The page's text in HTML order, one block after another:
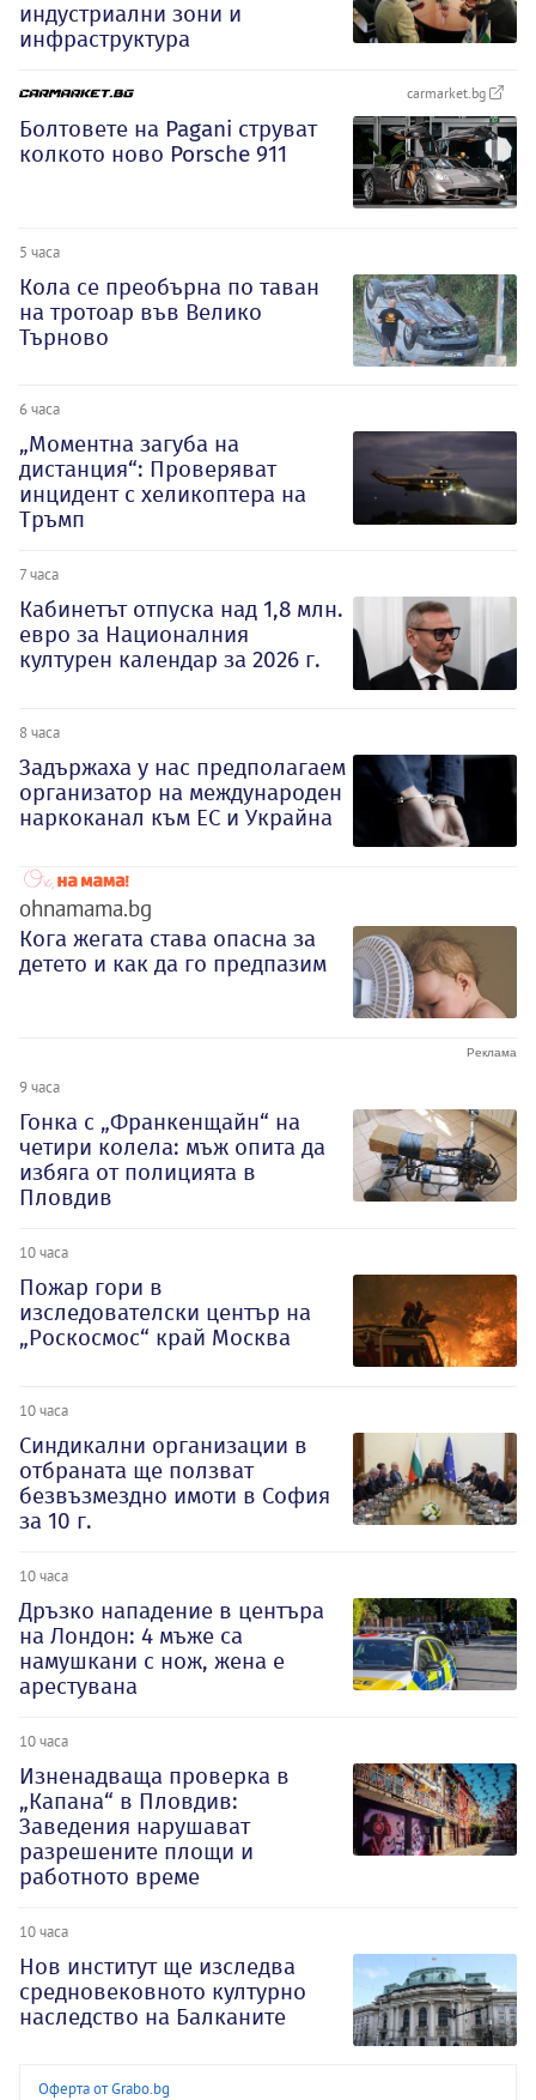
индустриални зони и
инфраструктура
carmarket.bg
Болтовете на Pagani струват
колкото ново Porsche 911
5 часа
Кола се преобърна по таван
на тротоар във Велико
Търново
6 часа
„Моментна загуба на
дистанция“: Проверяват
инцидент с хеликоптера на
Тръмп
7 часа
Кабинетът отпуска над 1,8 млн.
евро за Националния
културен календар за 2026 г.
8 часа
Задържаха у нас предполагаем
организатор на международен
наркоканал към ЕС и Украйна
ohnamama.bg
Кога жегата става опасна за
детето и как да го предпазим
9 часа
Гонка с „Франкенщайн“ на
четири колела: мъж опита да
избяга от полицията в
Пловдив
10 часа
Пожар гори в
изследователски център на
„Роскосмос“ край Москва
10 часа
Синдикални организации в
отбраната ще ползват
безвъзмездно имоти в София
за 10 г.
10 часа
Дръзко нападение в центъра
на Лондон: 4 мъже са
намушкани с нож, жена е
арестувана
10 часа
Изненадваща проверка в
„Капана“ в Пловдив:
Заведения нарушават
разрешените площи и
работното време
10 часа
Нов институт ще изследва
средновековното културно
наследство на Балканите
Оферта от Grabo.bg